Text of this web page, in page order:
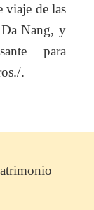
viaje de las
Da Nang, y
para
./.